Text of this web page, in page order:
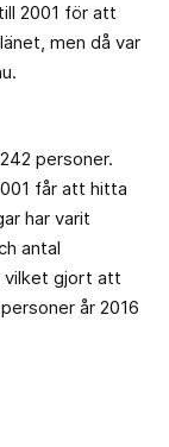
2001 för att
men då var
personer.
får att hitta
har varit
antal
vilket gjort att
år 2016